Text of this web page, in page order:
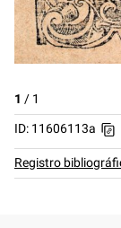
1 / 1
ID: 11606113a
Registro